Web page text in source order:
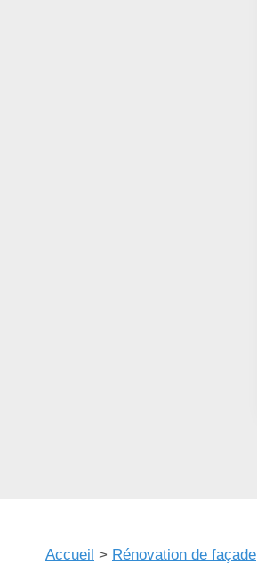
Accueil > Rénovation de façade